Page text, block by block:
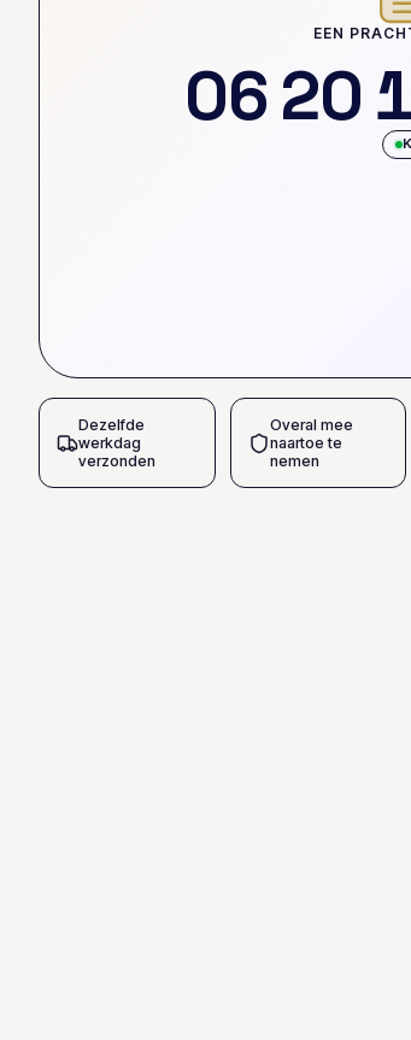
EEN
06201
Dezelfde
werkdag
verzonden
Overal mee
naartoe te
nemen